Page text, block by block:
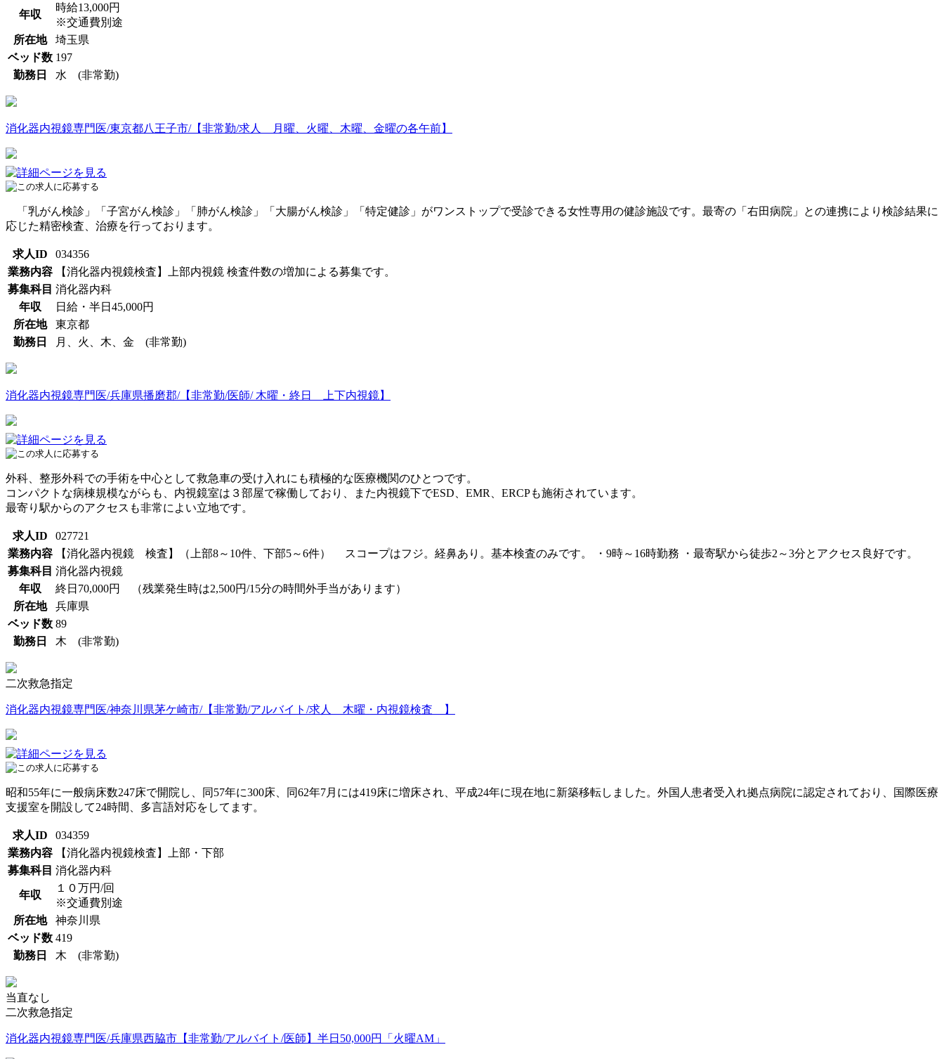
年収
時給13,000円
※交通費別途
所在地
埼玉県
ベッド数 197
勤務日
水 (非常勤)
消化器内視鏡専門医/東京都八王子市/【非常勤/求人 月曜、火曜、木曜、金曜の各午前】
「乳がん検診」「子宮がん検診」「肺がん検診」「大腸がん検診」「特定健診」がワンストップで受診できる女性専用の健診施設です。最寄の「右田病院」との連携により検診結果に
応じた精密検査、治療を行っております。
求人ID
034356
業務内容
【消化器内視鏡検査】上部内視鏡 検査件数の増加による募集です。
募集科目 消化器内科
年収
日給・半日45,000円
所在地
東京都
勤務日
月、火、木、金 (非常勤)
消化器内視鏡専門医/兵庫県播磨郡/【非常勤/医師/ 木曜・終日 上下内視鏡】
外科、整形外科での手術を中心として救急車の受け入れにも積極的な医療機関のひとつです。
コンパクトな病棟規模ながらも、内視鏡室は３部屋で稼働しており、また内視鏡下でESD、EMR、ERCPも施術されています。
最寄り駅からのアクセスも非常によい立地です。
求人ID
027721
業務内容
【消化器内視鏡 検査】（上部8～10件、下部5～6件） スコープはフジ。経鼻あり。基本検査のみです。 ・9時～16時勤務 ・最寄駅から徒歩2～3分とアクセス良好です。
募集科目 消化器内視鏡
年収
終日70,000円 （残業発生時は2,500円/15分の時間外手当があります）
所在地
兵庫県
ベッド数 89
勤務日
木 (非常勤)
二次救急指定
消化器内視鏡専門医/神奈川県茅ケ崎市/【非常勤/アルバイト/求人 木曜・内視鏡検査 】
昭和55年に一般病床数247床で開院し、同57年に300床、同62年7月には419床に増床され、平成24年に現在地に新築移転しました。外国人患者受入れ拠点病院に認定されており、国際医療
支援室を開設して24時間、多言語対応をしてます。
求人ID
034359
業務内容
【消化器内視鏡検査】上部・下部
募集科目 消化器内科
年収
１０万円/回
※交通費別途
所在地
神奈川県
ベッド数 419
勤務日
木 (非常勤)
当直なし
二次救急指定
消化器内視鏡専門医/兵庫県西脇市【非常勤/アルバイト/医師】半日50,000円「火曜AM」